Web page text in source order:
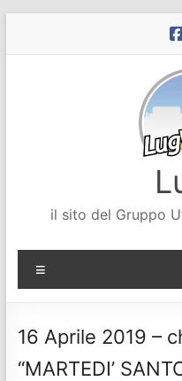
il sito del Gruppo
16 Aprile 2019 –
“MARTEDI’